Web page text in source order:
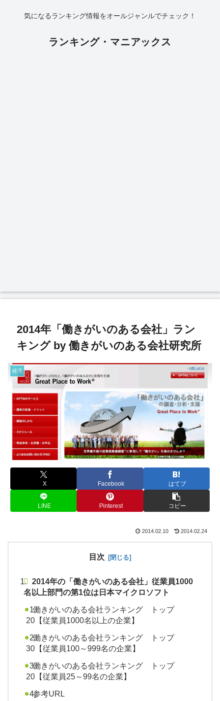
気になるランキング情報をオールジャンルでチェック！
ランキング・マニアックス
2014年「働きがいのある会社」ラン
キング by 働きがいのある会社研究所
経済
X Facebook はてブ
LINE Pinterest コピー
2014.02.10 2014.02.24
目次
2014年の「働きがいのある会社」従業員1000
名以上部門の第1位は日本マイクロソフト
働きがいのある会社ランキング トップ
20【従業員1000名以上の企業】
働きがいのある会社ランキング トップ
30【従業員100～999名の企業】
働きがいのある会社ランキング トップ
20【従業員25～99名の企業】
参考URL